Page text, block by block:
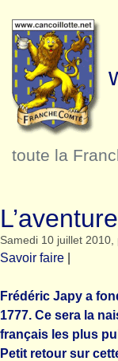
toute la
Samedi 10 juillet 2010,
Savoir faire
Frédéric Japy a
1777. Ce sera la
français les plus
Petit retour sur